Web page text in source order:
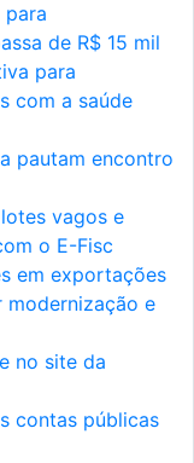
de R$ 15 mil
para
com a saúde
pautam encontro
vagos e
o E-Fisc
em exportações
modernização e
no site da
contas públicas